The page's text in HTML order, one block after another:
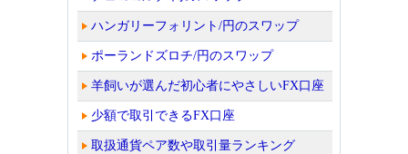
ハンガリーフォリント/円のスワップ
ポーランドズロチ/円のスワップ
羊飼いが選んだ初心者にやさしいFX口座
少額で取引できるFX口座
取扱通貨ペア数や取引量ランキング